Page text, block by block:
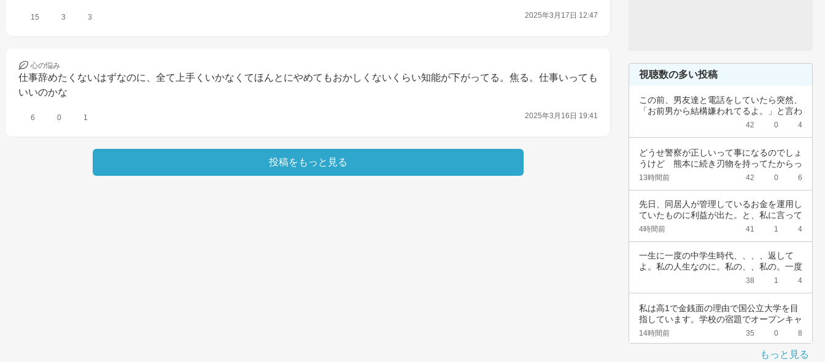
15 3 3 2025年3月17日 12:47
心の悩み
仕事辞めたくないはずなのに、全て上手くいかなくてほんとにやめてもおかしくないくらい知能が下がってる。焦る。仕事いっても
いいのかな
6 0 1 2025年3月16日 19:41
投稿をもっと見る
視聴数の多い投稿
この前、男友達と電話をしていたら突然、
「お前男から結構嫌われてるよ。」と言わ
42 0 4
どうせ警察が正しいって事になるのでしょ
うけど　熊本に続き刃物を持ってたからっ
て簡単に…
13時間前 42 0 6
先日、同居人が管理しているお金を運用し
ていたものに利益が出た。と、私に言って
きた。結…
4時間前 41 1 4
一生に一度の中学生時代、、、、返して
よ。私の人生なのに。私の、、私の。一度
38 1 4
私は高1で金銭面の理由で国公立大学を目
指しています。学校の宿題でオープンキャ
ンパスに…
14時間前 35 0 8
もっと見る